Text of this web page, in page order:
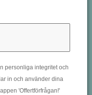
personliga integritet och
in och använder dina
'Offertförfrågan!'